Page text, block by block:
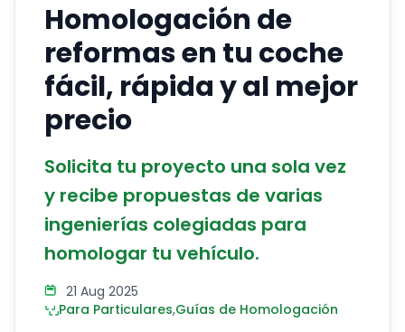
Homologación de
reformas en tu coche
fácil, rápida y al mejor
precio
Solicita tu proyecto una sola vez
y recibe propuestas de varias
ingenierías colegiadas para
homologar tu vehículo.
21 Aug 2025
Para Particulares,Guías de Homologación